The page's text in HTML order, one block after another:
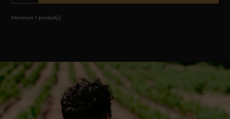
Minimum 1 produit(s)